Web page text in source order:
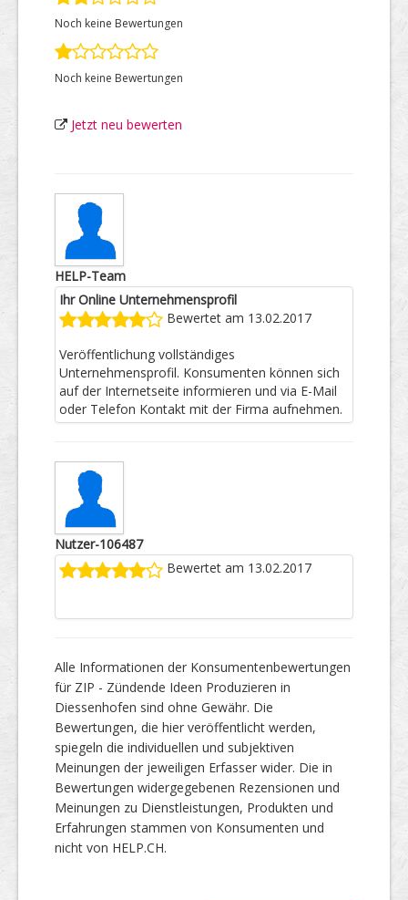
Noch keine Bewertungen
Noch keine Bewertungen
Jetzt neu bewerten
HELP-Team
Ihr Online Unternehmensprofil
Bewertet am 13.02.2017
Veröffentlichung vollständiges
Unternehmensprofil. Konsumenten können sich
auf der Internetseite informieren und via E-Mail
oder Telefon Kontakt mit der Firma aufnehmen.
Nutzer-106487
Bewertet am 13.02.2017
Alle Informationen der Konsumentenbewertungen
für ZIP - Zündende Ideen Produzieren in
Diessenhofen sind ohne Gewähr. Die
Bewertungen, die hier veröffentlicht werden,
spiegeln die individuellen und subjektiven
Meinungen der jeweiligen Erfasser wider. Die in
Bewertungen widergegebenen Rezensionen und
Meinungen zu Dienstleistungen, Produkten und
Erfahrungen stammen von Konsumenten und
nicht von HELP.CH.